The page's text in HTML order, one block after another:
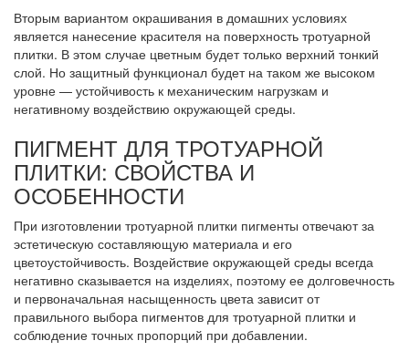
Вторым вариантом окрашивания в домашних условиях
является нанесение красителя на поверхность тротуарной
плитки. В этом случае цветным будет только верхний тонкий
слой. Но защитный функционал будет на таком же высоком
уровне — устойчивость к механическим нагрузкам и
негативному воздействию окружающей среды.
ПИГМЕНТ ДЛЯ ТРОТУАРНОЙ
ПЛИТКИ: СВОЙСТВА И
ОСОБЕННОСТИ
При изготовлении тротуарной плитки пигменты отвечают за
эстетическую составляющую материала и его
цветоустойчивость. Воздействие окружающей среды всегда
негативно сказывается на изделиях, поэтому ее долговечность
и первоначальная насыщенность цвета зависит от
правильного выбора пигментов для тротуарной плитки и
соблюдение точных пропорций при добавлении.